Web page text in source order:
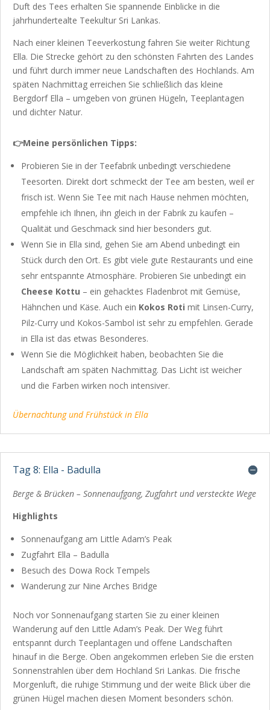
Duft des Tees erhalten Sie spannende Einblicke in die
jahrhundertealte Teekultur Sri Lankas.
Nach einer kleinen Teeverkostung fahren Sie weiter Richtung
Ella. Die Strecke gehört zu den schönsten Fahrten des Landes
und führt durch immer neue Landschaften des Hochlands. Am
späten Nachmittag erreichen Sie schließlich das kleine
Bergdorf Ella – umgeben von grünen Hügeln, Teeplantagen
und dichter Natur.
👉Meine persönlichen Tipps:
Probieren Sie in der Teefabrik unbedingt verschiedene
Teesorten. Direkt dort schmeckt der Tee am besten, weil er
frisch ist. Wenn Sie Tee mit nach Hause nehmen möchten,
empfehle ich Ihnen, ihn gleich in der Fabrik zu kaufen –
Qualität und Geschmack sind hier besonders gut.
Wenn Sie in Ella sind, gehen Sie am Abend unbedingt ein
Stück durch den Ort. Es gibt viele gute Restaurants und eine
sehr entspannte Atmosphäre. Probieren Sie unbedingt ein
Cheese Kottu – ein gehacktes Fladenbrot mit Gemüse,
Hähnchen und Käse. Auch ein Kokos Roti mit Linsen-Curry,
Pilz-Curry und Kokos-Sambol ist sehr zu empfehlen. Gerade
in Ella ist das etwas Besonderes.
Wenn Sie die Möglichkeit haben, beobachten Sie die
Landschaft am späten Nachmittag. Das Licht ist weicher
und die Farben wirken noch intensiver.
Übernachtung und Frühstück in Ella
Tag 8: Ella - Badulla
Berge & Brücken – Sonnenaufgang, Zugfahrt und versteckte Wege
Highlights
Sonnenaufgang am Little Adam’s Peak
Zugfahrt Ella – Badulla
Besuch des Dowa Rock Tempels
Wanderung zur Nine Arches Bridge
Noch vor Sonnenaufgang starten Sie zu einer kleinen
Wanderung auf den Little Adam’s Peak. Der Weg führt
entspannt durch Teeplantagen und offene Landschaften
hinauf in die Berge. Oben angekommen erleben Sie die ersten
Sonnenstrahlen über dem Hochland Sri Lankas. Die frische
Morgenluft, die ruhige Stimmung und der weite Blick über die
grünen Hügel machen diesen Moment besonders schön.